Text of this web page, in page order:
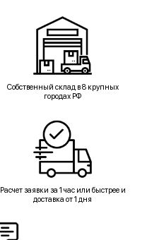
Собственный склад в 8 крупных
городах РФ
Расчет заявки за 1 час или быстрее и
доставка от 1 дня